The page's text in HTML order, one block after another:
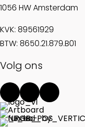
1056 HW Amsterdam
KVK: 89561929
BTW: 8650.21.879.B01
Volg ons